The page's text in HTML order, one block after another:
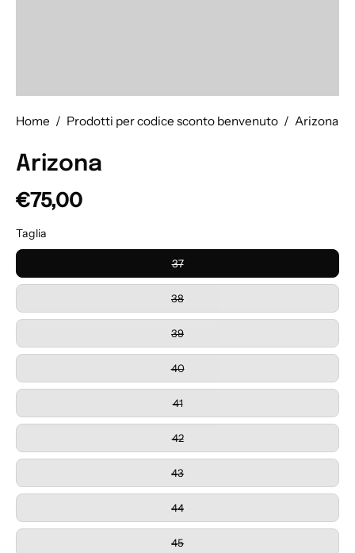
Home / Prodotti per codice sconto benvenuto / Arizona
Arizona
€75,00
Taglia
37
38
39
40
41
42
43
44
45